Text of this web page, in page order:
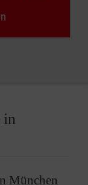
in
München